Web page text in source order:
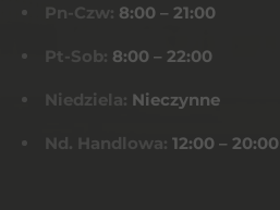
Pn-Czw: 8:00 – 21:00
Pt-Sob: 8:00 – 22:00
Niedziela: Nieczynne
Nd. Handlowa: 12:00 – 20:00